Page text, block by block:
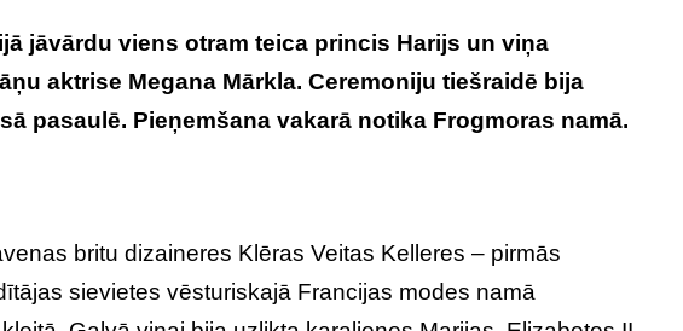
jāvārdu viens otram teica princis Harijs un viņa
aktrise Megana Mārkla. Ceremoniju tiešraidē bija
pasaulē. Pieņemšana vakarā notika Frogmoras namā.
britu dizaineres Klēras Veitas Kelleres – pirmās
sievietes vēsturiskajā Francijas modes namā